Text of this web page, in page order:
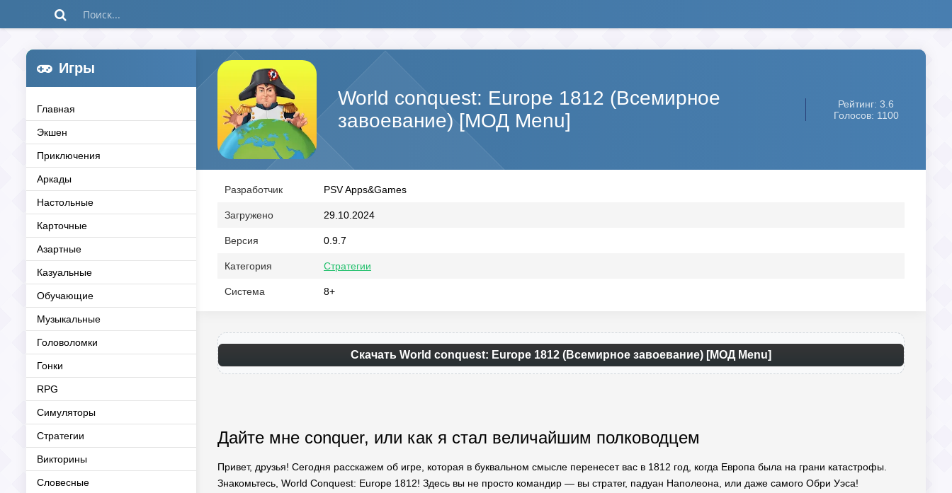
Игры
Главная
Экшен
Приключения
Аркады
Настольные
Карточные
Азартные
Казуальные
Обучающие
Музыкальные
Головоломки
Гонки
RPG
Симуляторы
Стратегии
Викторины
Словесные
World conquest: Europe 1812 (Всемирное
завоевание) [МОД Menu]
Рейтинг: 3.6
Голосов: 1100
Разработчик PSV Apps&Games
Загружено 29.10.2024
Версия 0.9.7
Категория Стратегии
Система 8+
Скачать World conquest: Europe 1812 (Всемирное завоевание) [МОД Menu]
Дайте мне conquer, или как я стал величайшим полководцем
Привет, друзья! Сегодня расскажем об игре, которая в буквальном смысле перенесет вас в 1812 год, когда Европа была на грани катастрофы.
Знакомьтесь, World Conquest: Europe 1812! Здесь вы не просто командир — вы стратег, падуан Наполеона, или даже самого Обри Уэса!